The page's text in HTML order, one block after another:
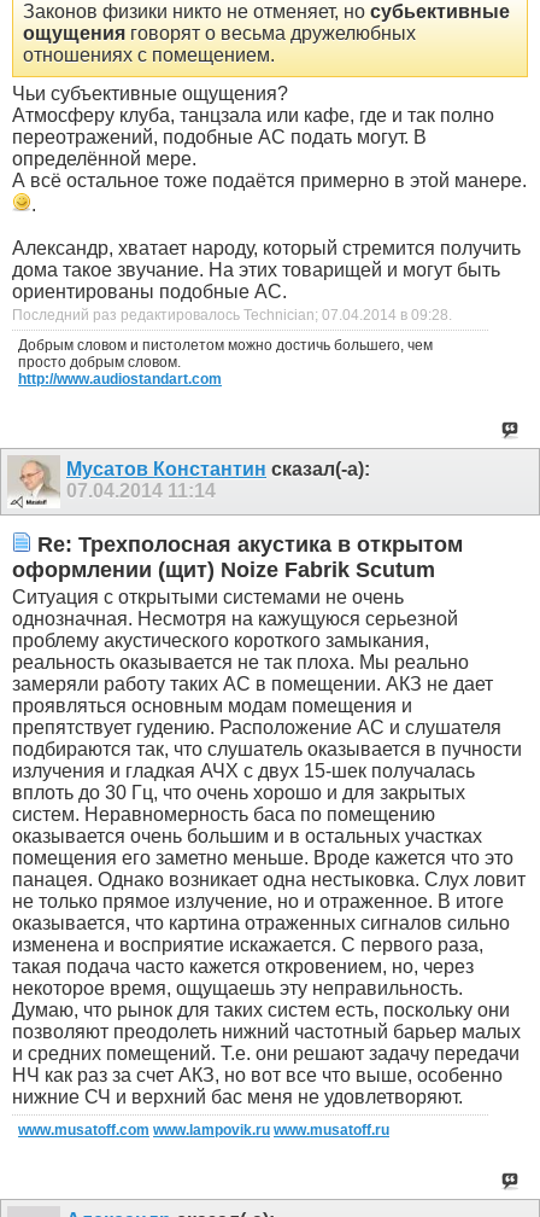
Законов физики никто не отменяет, но субьективные
ощущения говорят о весьма дружелюбных
отношениях с помещением.
Чьи субъективные ощущения?
Атмосферу клуба, танцзала или кафе, где и так полно
переотражений, подобные АС подать могут. В
определённой мере.
А всё остальное тоже подаётся примерно в этой манере.
.
Александр, хватает народу, который стремится получить
дома такое звучание. На этих товарищей и могут быть
ориентированы подобные АС.
Последний раз редактировалось Technician; 07.04.2014 в 09:28.
Добрым словом и пистолетом можно достичь большего, чем
просто добрым словом.
http://www.audiostandart.com
Мусатов Константин сказал(-а):
07.04.2014 11:14
Re: Трехполосная акустика в открытом
оформлении (щит) Noize Fabrik Scutum
Ситуация с открытыми системами не очень
однозначная. Несмотря на кажущуюся серьезной
проблему акустического короткого замыкания,
реальность оказывается не так плоха. Мы реально
замеряли работу таких АС в помещении. АКЗ не дает
проявляться основным модам помещения и
препятствует гудению. Расположение АС и слушателя
подбираются так, что слушатель оказывается в пучности
излучения и гладкая АЧХ с двух 15-шек получалась
вплоть до 30 Гц, что очень хорошо и для закрытых
систем. Неравномерность баса по помещению
оказывается очень большим и в остальных участках
помещения его заметно меньше. Вроде кажется что это
панацея. Однако возникает одна нестыковка. Слух ловит
не только прямое излучение, но и отраженное. В итоге
оказывается, что картина отраженных сигналов сильно
изменена и восприятие искажается. С первого раза,
такая подача часто кажется откровением, но, через
некоторое время, ощущаешь эту неправильность.
Думаю, что рынок для таких систем есть, поскольку они
позволяют преодолеть нижний частотный барьер малых
и средних помещений. Т.е. они решают задачу передачи
НЧ как раз за счет АКЗ, но вот все что выше, особенно
нижние СЧ и верхний бас меня не удовлетворяют.
www.musatoff.com www.lampovik.ru www.musatoff.ru